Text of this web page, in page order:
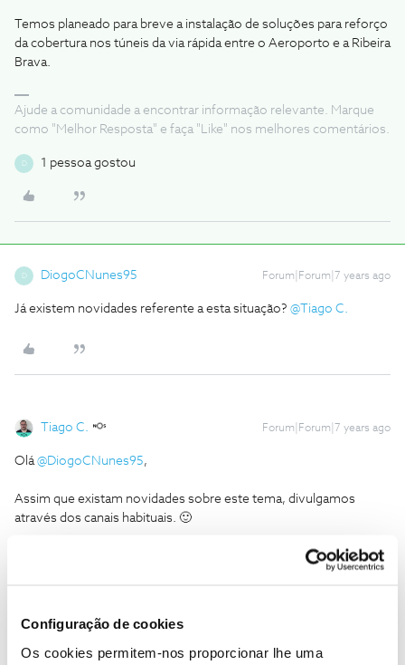
Configuração de cookies
Os cookies permitem-nos proporcionar lhe uma
Temos planeado para breve a instalação de soluções para reforço
da cobertura nos túneis da via rápida entre o Aeroporto e a Ribeira
Brava.
Ajude a comunidade a encontrar informação relevante. Marque
como "Melhor Resposta" e faça "Like" nos melhores comentários.
D 1 pessoa gostou
D DiogoCNunes95 Forum|Forum|7 years ago
Já existem novidades referente a esta situação? @Tiago C.
Tiago C. Forum|Forum|7 years ago
Olá@DiogoCNunes95,
Assim que existam novidades sobre este tema, divulgamos
através dos canais habituais. 🙂
Ajude a comunidade a encontrar informação relevante. Marque